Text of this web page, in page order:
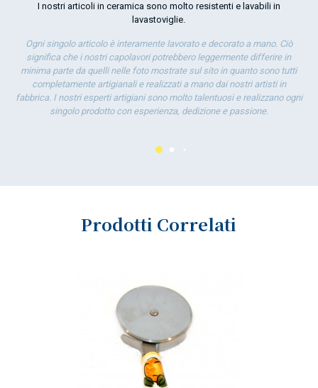
I nostri articoli in ceramica sono molto resistenti e lavabili in
lavastoviglie.
Ogni singolo articolo è interamente lavorato e decorato a mano. Ciò
significa che i nostri capolavori potrebbero leggermente differire in
minima parte da quelli nelle foto mostrate sul sito in quanto sono tutti
completamente artigianali e realizzati a mano dai nostri artisti in
fabbrica. I nostri esperti artigiani sono molto talentuosi e realizzano ogni
singolo prodotto con esperienza, dedizione e passione.
Prodotti Correlati